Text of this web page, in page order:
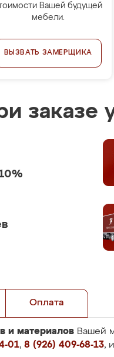
Вашей будущей
мебели.
ВЫЗВАТЬ ЗАМЕРЩИКА
заказе
Оплата
и материалов Вашей
01, 8 (926) 409-68-13,